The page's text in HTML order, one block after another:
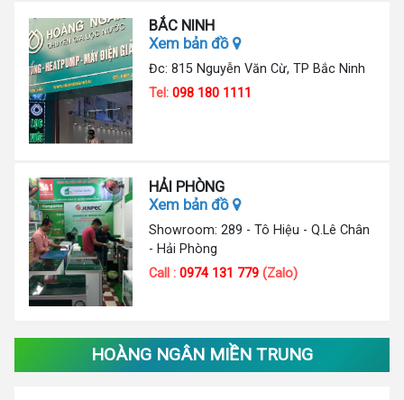
BẮC NINH
Xem bản đồ
Đc: 815 Nguyễn Văn Cừ, TP Bắc Ninh
Tel:098 180 1111
HẢI PHÒNG
Xem bản đồ
Showroom: 289 - Tô Hiệu - Q.Lê Chân
- Hải Phòng
Call :0974 131 779 (Zalo)
HOÀNG NGÂN MIỀN TRUNG